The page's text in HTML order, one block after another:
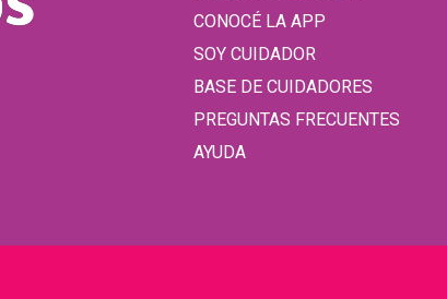
CONOCÉ LA APP
SOY CUIDADOR
BASE DE CUIDADORES
PREGUNTAS FRECUENTES
AYUDA